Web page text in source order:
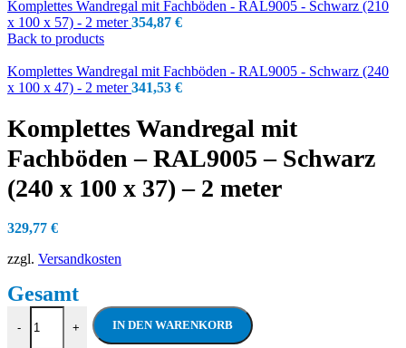
Komplettes Wandregal mit Fachböden - RAL9005 - Schwarz (210
x 100 x 57) - 2 meter354,87 €
Back to products
Komplettes Wandregal mit Fachböden - RAL9005 - Schwarz (240
x 100 x 47) - 2 meter341,53 €
Komplettes Wandregal mit
Fachböden – RAL9005 – Schwarz
(240 x 100 x 37) – 2 meter
329,77 €
zzgl. Versandkosten
-Komplettes Wandregal mit Fachböden -
+ IN DEN WARENKORB